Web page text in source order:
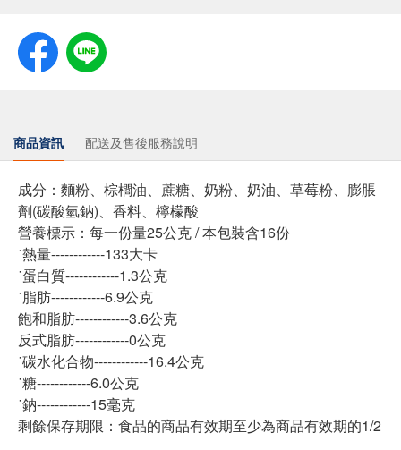
商品資訊 配送及售後服務說明
成分：麵粉、棕櫚油、蔗糖、奶粉、奶油、草莓粉、膨脹
劑(碳酸氫鈉)、香料、檸檬酸
營養標示：每一份量25公克 / 本包裝含16份
˙熱量------------133大卡
˙蛋白質------------1.3公克
˙脂肪------------6.9公克
飽和脂肪------------3.6公克
反式脂肪------------0公克
˙碳水化合物------------16.4公克
˙糖------------6.0公克
˙鈉------------15毫克
剩餘保存期限：食品的商品有效期至少為商品有效期的1/2